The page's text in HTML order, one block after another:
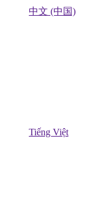
中文 (中国)
Tiếng Việt